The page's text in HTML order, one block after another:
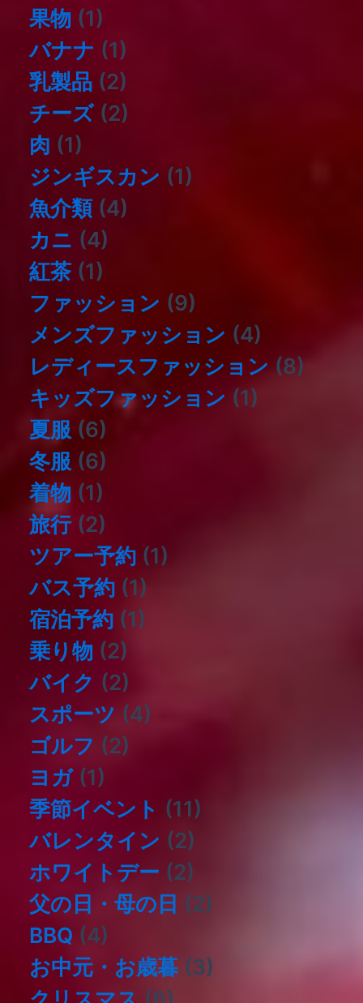
果物 (1)
バナナ (1)
乳製品 (2)
チーズ(2)
肉 (1)
ジンギスカン (1)
⿂介類(4)
カニ (4)
紅茶 (1)
ファッション (9)
メンズファッション (4)
レディースファッション (8)
キッズファッション (1)
夏服 (6)
冬服 (6)
着物 (1)
旅行(2)
ツアー予約 (1)
バス予約 (1)
宿泊予約 (1)
乗り物 (2)
バイク (2)
スポーツ (4)
ゴルフ (2)
ヨガ(1)
季節イベント (11)
バレンタイン (2)
ホワイトデー (2)
父の日・母の日 (2)
BBQ (4)
お中元・お歳暮 (3)